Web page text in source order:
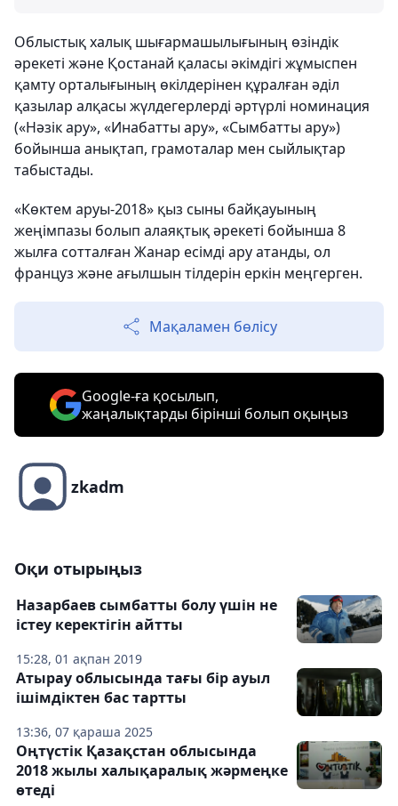
Облыстық халық шығармашылығының өзіндік
әрекеті және Қостанай қаласы әкімдігі жұмыспен
қамту орталығының өкілдерінен құралған әділ
қазылар алқасы жүлдегерлерді әртүрлі номинация
(«Нәзік ару», «Инабатты ару», «Сымбатты ару»)
бойынша анықтап, грамоталар мен сыйлықтар
табыстады.
«Көктем аруы-2018» қыз сыны байқауының
жеңімпазы болып алаяқтық әрекеті бойынша 8
жылға сотталған Жанар есімді ару атанды, ол
француз және ағылшын тілдерін еркін меңгерген.
Мақаламен бөлісу
Google-ға қосылып,
жаңалықтарды бірінші болып оқыңыз
zkadm
Оқи отырыңыз
15:28, 01 ақпан 2019
Назарбаев сымбатты болу үшін не
істеу керектігін айтты
13:36, 07 қараша 2025
Атырау облысында тағы бір ауыл
ішімдіктен бас тартты
Оңтүстік Қазақстан облысында
2018 жылы халықаралық жәрмеңке
өтеді